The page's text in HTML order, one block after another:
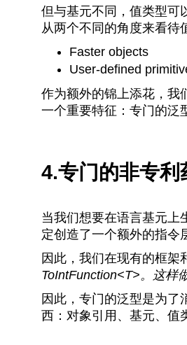
但与基元不同，值类型可
从两个不同的角度来看待
Faster objects
User-defined
作为额外的锦上添花，我
一个重要特征：专门的泛
4.专门的非专利
当我们想要在语言基元上
定创造了一个额外的指令
因此，我们在现有的框架
ToIntFunction<T>。这样
因此，专门的泛型是为了
西：对象引用、基元、值